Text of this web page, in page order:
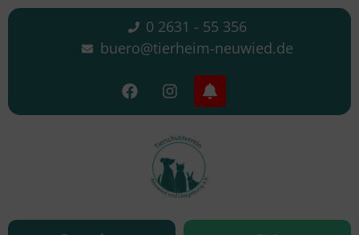
0 2631 - 55 356
buero@tierheim-neuwied.de